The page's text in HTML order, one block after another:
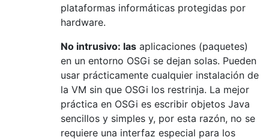
plataformas informáticas protegidas por
hardware.
No intrusivo: las aplicaciones (paquetes)
en un entorno OSGi se dejan solas. Pueden
usar prácticamente cualquier instalación de
la VM sin que OSGi los restrinja. La mejor
práctica en OSGi es escribir objetos Java
sencillos y simples y, por esta razón, no se
requiere una interfaz especial para los